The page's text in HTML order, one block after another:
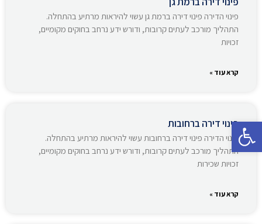
פינוי הדירה פינוי דירה ברמת גן עשוי להיראות מרתיע בהתחלה.
התהליך מורכב לעתים קרובות, ודורש ידע נרחב בחוקים מקומיים,
זכויות
קרא עוד »
פינוי דירה ברחובות
פינוי הדירה פינוי דירה ברחובות עשוי להיראות מרתיע בהתחלה.
התהליך מורכב לעתים קרובות, ודורש ידע נרחב בחוקים מקומיים,
זכויות שכירות
קרא עוד »
פתח סרגל נגישות